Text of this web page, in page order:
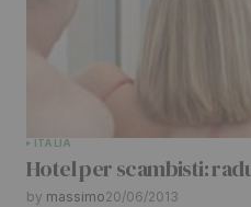
ITALIA
Hotel per scambisti:
by massimo20/06/2013